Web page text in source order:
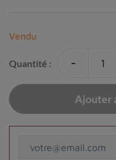
Vendu
Quantité : -
Ajouter